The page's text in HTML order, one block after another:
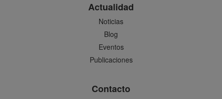
Actualidad
Noticias
Blog
Eventos
Publicaciones
Contacto